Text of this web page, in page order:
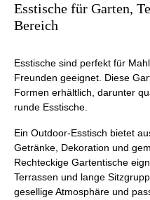
Esstische für Garten,
Bereich
Esstische sind perfekt für
Freunden geeignet. Diese
Formen erhältlich, darunter
runde Esstische.
Ein Outdoor-Esstisch bietet
Getränke, Dekoration und
Rechteckige Gartentische
Terrassen und lange
gesellige Atmosphäre und